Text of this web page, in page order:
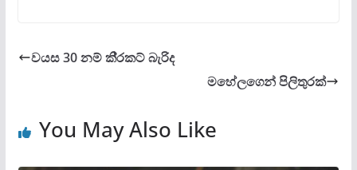
වයස 30 නම් කි‍්‍රකට් බැරිද
මහේලගෙන් පිලිතුරක්
You May Also Like